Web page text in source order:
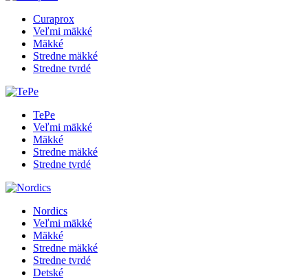
Curaprox
Veľmi mäkké
Mäkké
Stredne mäkké
Stredne tvrdé
TePe
Veľmi mäkké
Mäkké
Stredne mäkké
Stredne tvrdé
Nordics
Veľmi mäkké
Mäkké
Stredne mäkké
Stredne tvrdé
Detské